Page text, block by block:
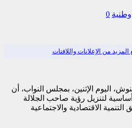
وطنية 0
من الإعلانات واللافتات
اليوم الإثنين، بمجلس النواب، أن
لتنزيل رؤية صاحب الجلالة
الاقتصادية والاجتماعية